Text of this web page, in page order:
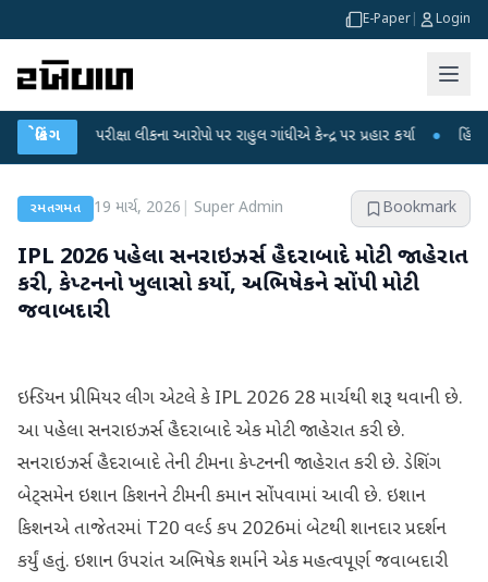
E-Paper Login
બ્રેકિંગ
પરીક્ષા લીકના આરોપો પર રાહુલ ગાંધીએ કેન્દ્ર પર પ્રહાર કર્યા ● હિંમતનગરમાં
રમતગમત 19 માર્ચ, 2026 Super Admin Bookmark
IPL 2026 પહેલા સનરાઇઝર્સ હૈદરાબાદે મોટી જાહેરાત
કરી, કેપ્ટનનો ખુલાસો કર્યો, અભિષેકને સોંપી મોટી
જવાબદારી
ઇન્ડિયન પ્રીમિયર લીગ એટલે કે IPL 2026 28 માર્ચથી શરૂ થવાની છે.
આ પહેલા સનરાઇઝર્સ હૈદરાબાદે એક મોટી જાહેરાત કરી છે.
સનરાઇઝર્સ હૈદરાબાદે તેની ટીમના કેપ્ટનની જાહેરાત કરી છે. ડેશિંગ
બેટ્સમેન ઇશાન કિશનને ટીમની કમાન સોંપવામાં આવી છે. ઇશાન
કિશનએ તાજેતરમાં T20 વર્લ્ડ કપ 2026માં બેટથી શાનદાર પ્રદર્શન
કર્યું હતું. ઇશાન ઉપરાંત અભિષેક શર્માને એક મહત્વપૂર્ણ જવાબદારી